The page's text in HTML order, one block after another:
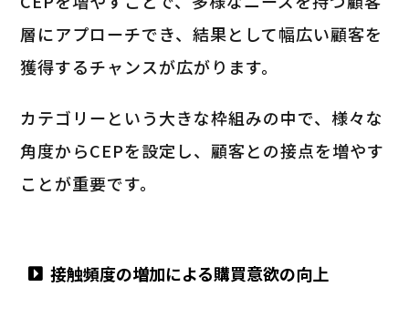
層にアプローチでき、結果として幅広い顧客を
獲得するチャンスが広がります。
カテゴリーという大きな枠組みの中で、様々な
角度からCEPを設定し、顧客との接点を増やす
ことが重要です。
接触頻度の増加による購買意欲の向上